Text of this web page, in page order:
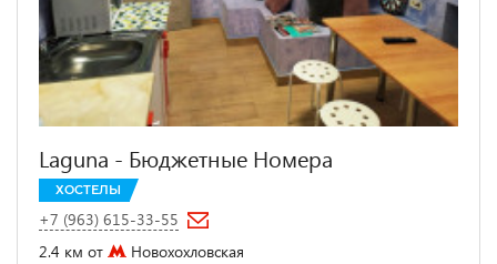
Laguna - Бюджетные Номера
ХОСТЕЛЫ
+7 (963) 615-33-55
2.4 км от
Новохохловская